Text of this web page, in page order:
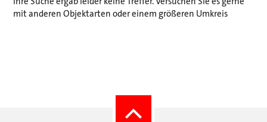
mit anderen Objektarten oder einem größeren Umkreis